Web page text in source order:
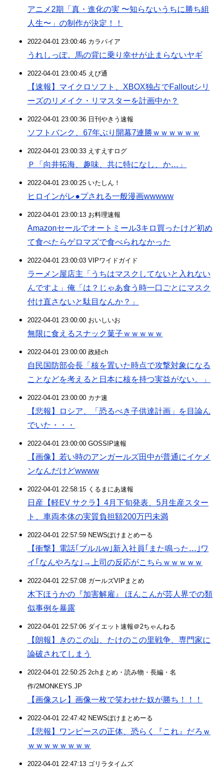
アニメ2期「真・進化の実 〜知らないうちに勝ち組
人生〜」の制作が決定！！
2022-04-01 23:00:46 カラパイア
うれしっぽ。馬の背に乗り幸せが止まらないヤギ
2022-04-01 23:00:45 えび通
【速報】マイクロソフト、XBOX独占でFalloutシリ
ーズのリメイク・リマスターを計画中か？
2022-04-01 23:00:36 日刊やきう速報
ソフトバンク、67年ぶり開幕7連勝ｗｗｗｗｗｗ
2022-04-01 23:00:33 えすえすログ
Ｐ「向井拓海、趣味、共に特になし、か…」
2022-04-01 23:00:25 いたしん！
ヒロインがレ●プされる一般漫画wwwww
2022-04-01 23:00:13 お料理速報
Amazonセールでオートミール3キロ買ったけど初め
て食べたらゲロマズで食べられなかった
2022-04-01 23:00:03 VIPワイドガイド
ラーメン屋店主「うちはマスクしてないと入れない
んですよ」俺「は？じゃあ食う時一口ごとにマスク
付け直さないと駄目なんか？」
2022-04-01 23:00:00 おいしいお
無限に食えるスナック菓子ｗｗｗｗｗ
2022-04-01 23:00:00 政経ch
自民国防部会長「核を置いた時点で攻撃対象になる
ことなどを考えると日本に核を持つ実益がない。」
2022-04-01 23:00:00 カナ速
【悲報】ロシア、「恐るべき子供達計画」を目論ん
でいた・・・
2022-04-01 23:00:00 GOSSIP速報
【画像】若い時のアンガールズ田中が普通にイケメ
ンなんだけどwwww
2022-04-01 22:58:15 くるまにあ速報
日産【軽EV サクラ】4月下旬発表、5月生産スター
ト、車両本体の実質負担額200万円未満
2022-04-01 22:57:59 NEWSぽけまとめーる
【衝撃】電話｢プルルw｣新入社員｢また鳴った…｣ワ
イ｢なんやろな｣→上司の反応がこちらｗｗｗｗｗ
2022-04-01 22:57:08 ガールズVIPまとめ
木下ほうかの『加害解雇』 ほんこんが芸人界での類
似事例を暴露
2022-04-01 22:57:06 ダイエット速報＠2ちゃんねる
【朗報】きのこの山、たけのこの里戦争、専門家に
論破されてしまう
2022-04-01 22:50:25 2chまとめ・読み物・長編・名
作/2MONKEYS.JP
【画像スレ】画像一枚で笑わせた奴が勝ち！！！
2022-04-01 22:47:42 NEWSぽけまとめーる
【悲報】ワンピースの正体、恐らく『これ』だろｗ
ｗｗｗｗｗｗｗｗ
2022-04-01 22:47:13 ゴリラタイムズ